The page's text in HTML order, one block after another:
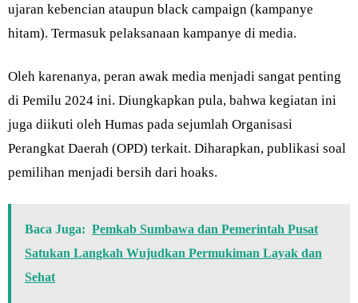
ujaran kebencian ataupun black campaign (kampanye
hitam). Termasuk pelaksanaan kampanye di media.
Oleh karenanya, peran awak media menjadi sangat penting
di Pemilu 2024 ini. Diungkapkan pula, bahwa kegiatan ini
juga diikuti oleh Humas pada sejumlah Organisasi
Perangkat Daerah (OPD) terkait. Diharapkan, publikasi soal
pemilihan menjadi bersih dari hoaks.
Baca Juga: Pemkab Sumbawa dan Pemerintah Pusat
Satukan Langkah Wujudkan Permukiman Layak dan
Sehat